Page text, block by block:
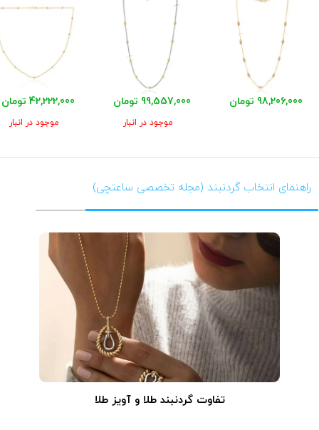
98,206,000 تومان 99,557,000 تومان
موجود در انبار
42,222,000 تومان
موجود در انبار
راهنمای انتخاب گردنبند (مجله تخصصی ساعتچی)
تفاوت گردنبند طلا و آویز طلا